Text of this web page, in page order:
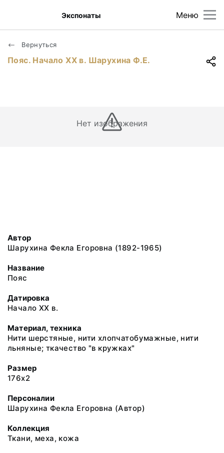
Меню
Экспонаты
Вернуться
Пояс. Начало ХХ в. Шарухина Ф.Е.
Нет изображения
Автор
Шарухина Фекла Егоровна (1892-1965)
Название
Пояс
Датировка
Начало ХХ в.
Материал, техника
Нити шерстяные, нити хлопчатобумажные, нити
льняные; ткачество "в кружках"
Размер
176х2
Персоналии
Шарухина Фекла Егоровна (Автор)
Коллекция
Ткани, меха, кожа